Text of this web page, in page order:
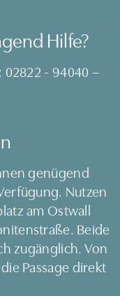
Hilfe?
02822 - 94040 –
genügend
Nutzen
am Ostwall
Beide
zugänglich. Von
Passage direkt